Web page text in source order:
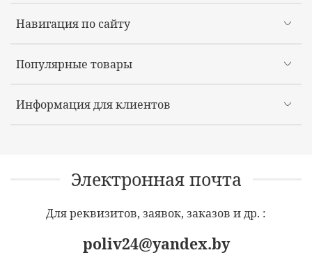
Навигация по сайту
Популярные товары
Информация для клиентов
Электронная почта
Для реквизитов, заявок, заказов и др. :
poliv24@yandex.by